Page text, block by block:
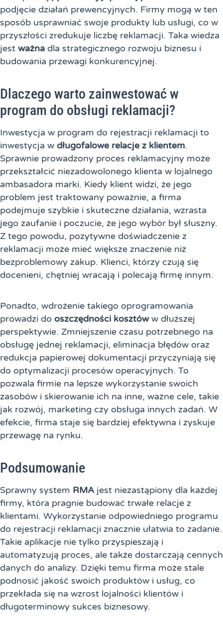
podjęcie działań prewencyjnych. Firmy mogą w ten
sposób usprawniać swoje produkty lub usługi, co w
przyszłości zredukuje liczbę reklamacji. Taka wiedza
jest ważna dla strategicznego rozwoju biznesu i
budowania przewagi konkurencyjnej.
Dlaczego warto zainwestować w
program do obsługi reklamacji?
Inwestycja w program do rejestracji reklamacji to
inwestycja w długofalowe relacje z klientem.
Sprawnie prowadzony proces reklamacyjny może
przekształcić niezadowolonego klienta w lojalnego
ambasadora marki. Kiedy klient widzi, że jego
problem jest traktowany poważnie, a firma
podejmuje szybkie i skuteczne działania, wzrasta
jego zaufanie i poczucie, że jego wybór był słuszny.
Z tego powodu, pozytywne doświadczenie z
reklamacji może mieć większe znaczenie niż
bezproblemowy zakup. Klienci, którzy czują się
docenieni, chętniej wracają i polecają firmę innym.
Ponadto, wdrożenie takiego oprogramowania
prowadzi do oszczędności kosztóww dłuższej
perspektywie. Zmniejszenie czasu potrzebnego na
obsługę jednej reklamacji, eliminacja błędów oraz
redukcja papierowej dokumentacji przyczyniają się
do optymalizacji procesów operacyjnych. To
pozwala firmie na lepsze wykorzystanie swoich
zasobów i skierowanie ich na inne, ważne cele, takie
jak rozwój, marketing czy obsługa innych zadań. W
efekcie, firma staje się bardziej efektywna i zyskuje
przewagę na rynku.
Podsumowanie
Sprawny system RMAjest niezastąpiony dla każdej
firmy, która pragnie budować trwałe relacje z
klientami. Wykorzystanie odpowiedniego programu
do rejestracji reklamacji znacznie ułatwia to zadanie.
Takie aplikacje nie tylko przyspieszają i
automatyzują proces, ale także dostarczają cennych
danych do analizy. Dzięki temu firma może stale
podnosić jakość swoich produktów i usług, co
przekłada się na wzrost lojalności klientów i
długoterminowy sukces biznesowy.